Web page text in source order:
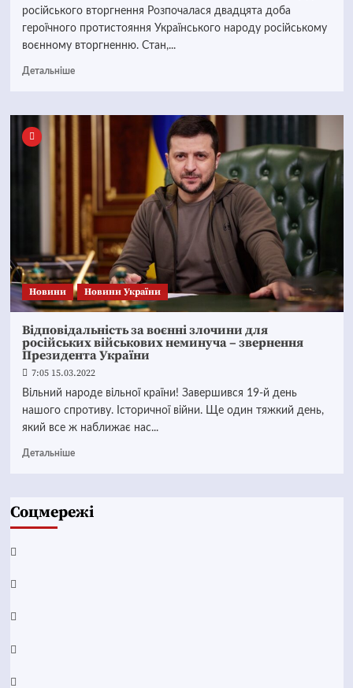
російського вторгнення Розпочалася двадцята доба
героїчного протистояння Українського народу російському
воєнному вторгненню. Стан,...
Детальніше
Новини Новини України
Відповідальність за воєнні злочини для
російських військових неминуча – звернення
Президента України
7:05 15.03.2022
Вільний народе вільної країни! Завершився 19-й день
нашого спротиву. Історичної війни. Ще один тяжкий день,
який все ж наближає нас...
Детальніше
Соцмережі
Facebook
YouTube
Telegram
Instagram
Twitter